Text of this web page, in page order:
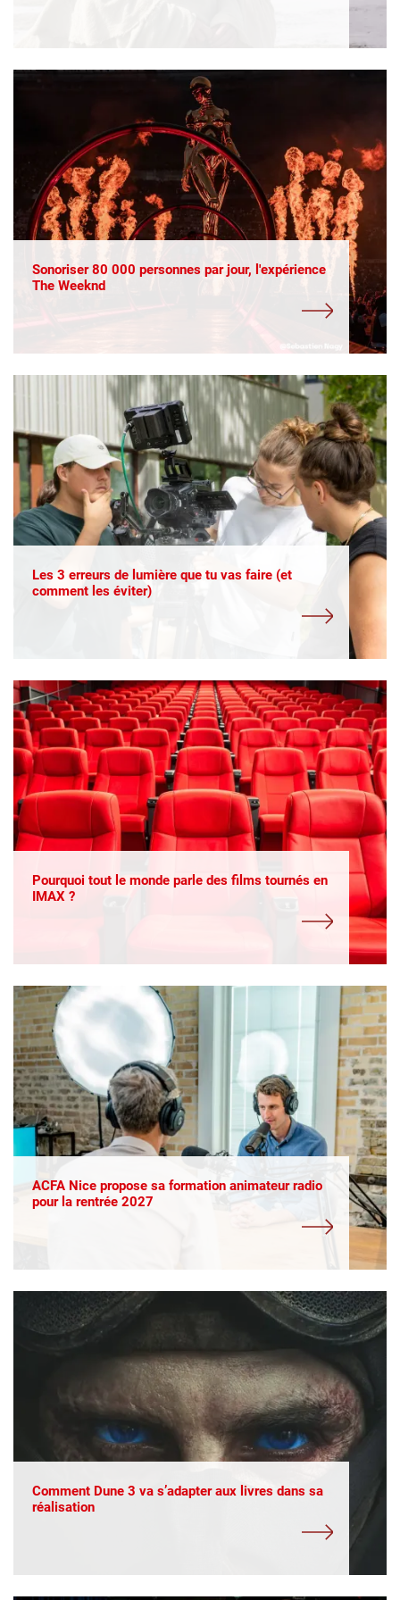
Sonoriser 80 000 personnes par jour, l'expérience
The Weeknd
Les 3 erreurs de lumière que tu vas faire (et
comment les éviter)
Pourquoi tout le monde parle des films tournés en
IMAX ?
ACFA Nice propose sa formation animateur radio
pour la rentrée 2027
Comment Dune 3 va s’adapter aux livres dans sa
réalisation